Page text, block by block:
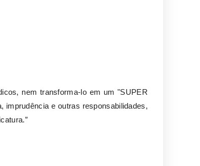
nem transforma-lo em um "SUPER
imprudência e outras responsabilidades,